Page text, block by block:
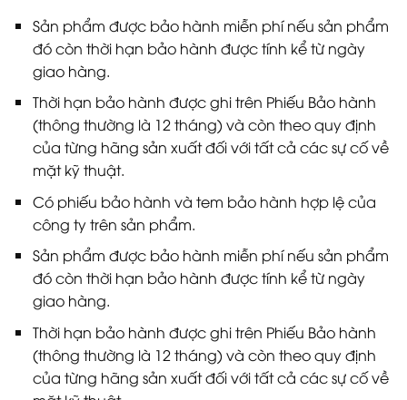
Sản phẩm được bảo hành miễn phí nếu sản phẩm
đó còn thời hạn bảo hành được tính kể từ ngày
giao hàng.
Thời hạn bảo hành được ghi trên Phiếu Bảo hành
(thông thường là 12 tháng) và còn theo quy định
của từng hãng sản xuất đối với tất cả các sự cố về
mặt kỹ thuật.
Có phiếu bảo hành và tem bảo hành hợp lệ của
công ty trên sản phẩm.
Sản phẩm được bảo hành miễn phí nếu sản phẩm
đó còn thời hạn bảo hành được tính kể từ ngày
giao hàng.
Thời hạn bảo hành được ghi trên Phiếu Bảo hành
(thông thường là 12 tháng) và còn theo quy định
của từng hãng sản xuất đối với tất cả các sự cố về